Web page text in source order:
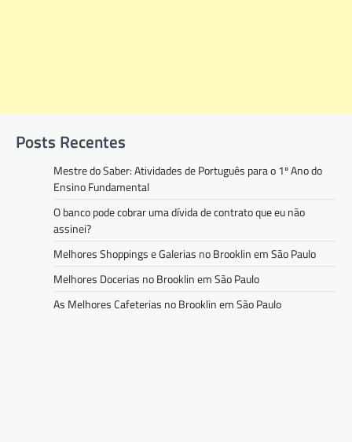
Posts Recentes
Mestre do Saber: Atividades de Português para o 1º Ano do
Ensino Fundamental
O banco pode cobrar uma dívida de contrato que eu não
assinei?
Melhores Shoppings e Galerias no Brooklin em São Paulo
Melhores Docerias no Brooklin em São Paulo
As Melhores Cafeterias no Brooklin em São Paulo